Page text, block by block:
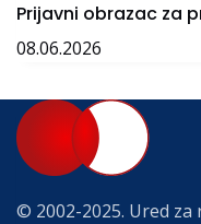
Prijavni obrazac za
08.06.2026
© 2002-2025. Ured za